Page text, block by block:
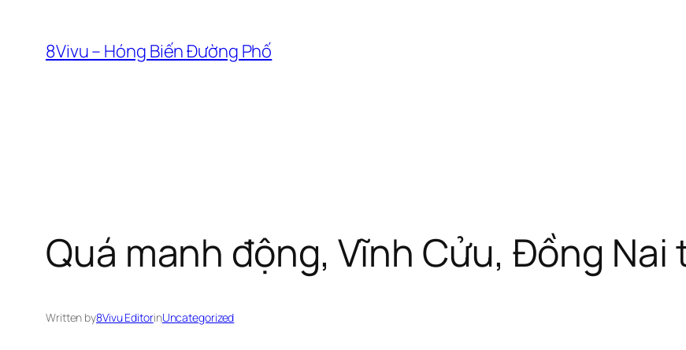
content
8Vivu – Hóng Biến Đường Phố
Quá manh động, Vĩnh Cửu, Đồng
Written by8Vivu EditorinUncategorized